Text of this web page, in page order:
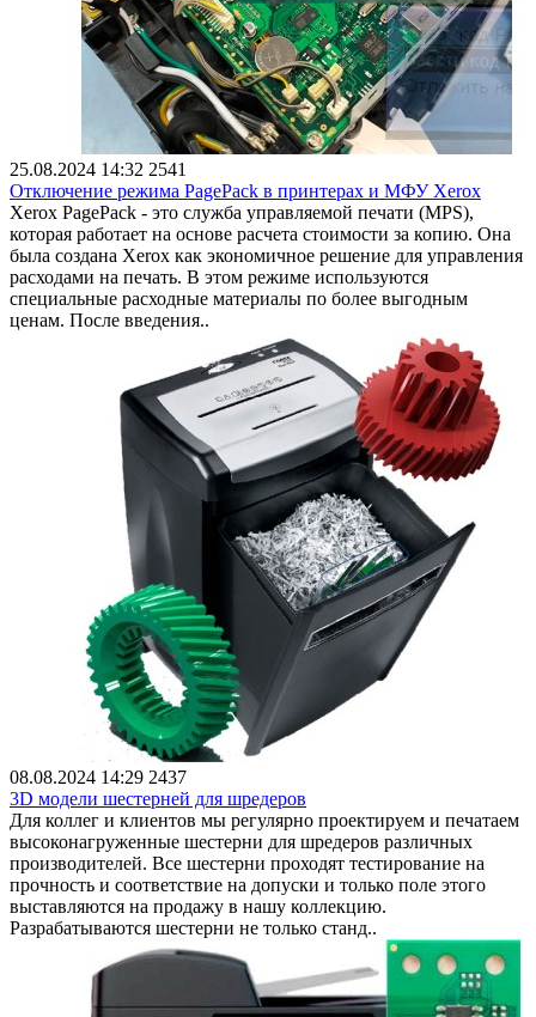
25.08.2024 14:32 2541
Отключение режима PagePack в принтерах и МФУ Xerox
Xerox PagePack - это служба управляемой печати (MPS),
которая работает на основе расчета стоимости за копию. Она
была создана Xerox как экономичное решение для управления
расходами на печать. В этом режиме используются
специальные расходные материалы по более выгодным
ценам. После введения..
08.08.2024 14:29 2437
3D модели шестерней для шредеров
Для коллег и клиентов мы регулярно проектируем и печатаем
высоконагруженные шестерни для шредеров различных
производителей. Все шестерни проходят тестирование на
прочность и соответствие на допуски и только поле этого
выставляются на продажу в нашу коллекцию.
Разрабатываются шестерни не только станд..